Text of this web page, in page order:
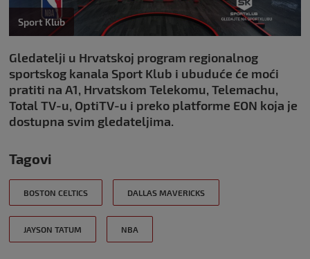
Sport Klub
Gledatelji u Hrvatskoj program regionalnog
sportskog kanala Sport Klub i ubuduće će moći
pratiti na A1, Hrvatskom Telekomu, Telemachu,
Total TV-u, OptiTV-u i preko platforme EON koja je
dostupna svim gledateljima.
Tagovi
BOSTON CELTICS DALLAS MAVERICKS
JAYSON TATUM NBA